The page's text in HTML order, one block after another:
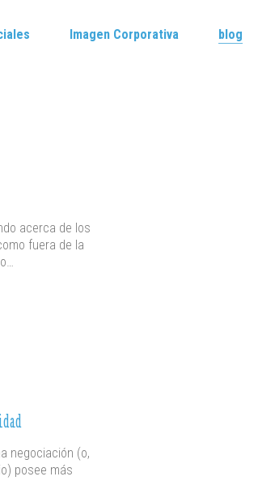
Imagen Corporativa blog
acerca de los
fuera de la
negociación (o,
posee más